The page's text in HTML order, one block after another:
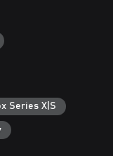
never seen
in a series of
against you.
of Legends
Series X|S